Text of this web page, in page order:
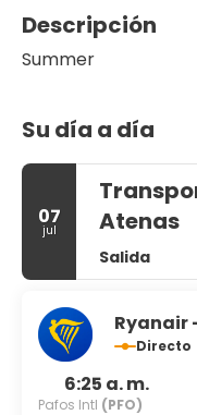
Descripción
Summer
Su día a día
07
jul
Atenas
Salida
Ryanair
Directo
6:25 a. m.
Pafos Intl (PFO)